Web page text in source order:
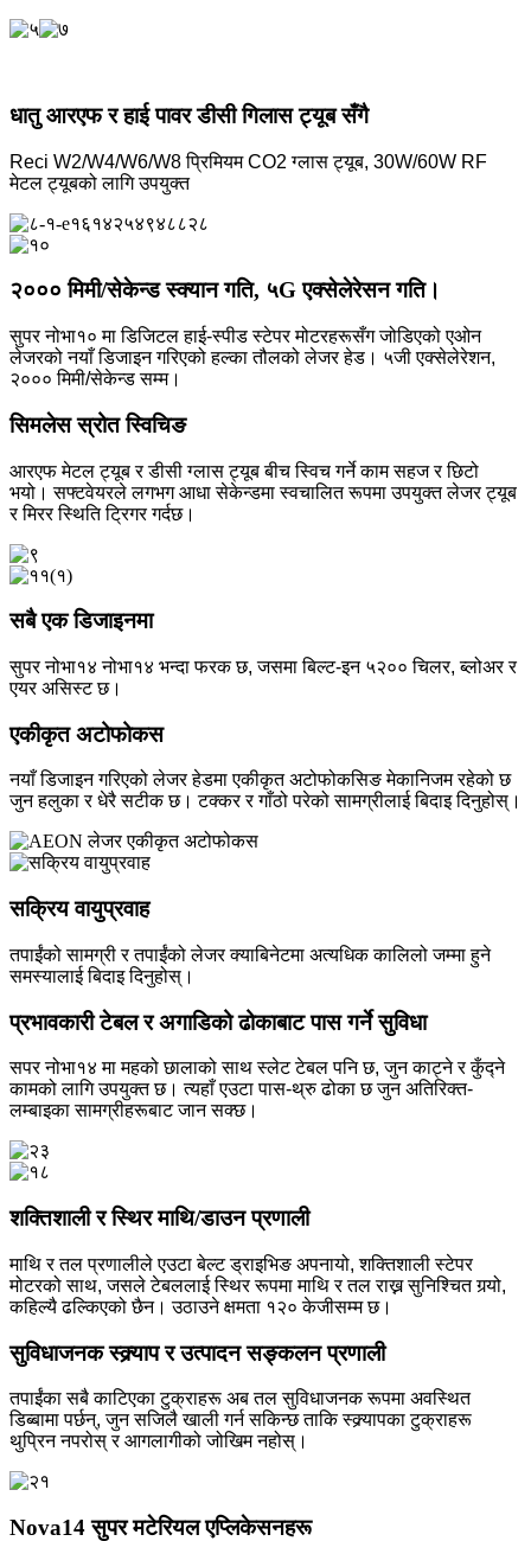
धातु आरएफ र हाई पावर डीसी गिलास ट्यूब सँगै
Reci W2/W4/W6/W8 प्रिमियम CO2 ग्लास ट्यूब, 30W/60W RF
मेटल ट्यूबको लागि उपयुक्त
२००० मिमी/सेकेन्ड स्क्यान गति, ५G एक्सेलेरेसन गति।
सुपर नोभा१० मा डिजिटल हाई-स्पीड स्टेपर मोटरहरूसँग जोडिएको एओन
लेजरको नयाँ डिजाइन गरिएको हल्का तौलको लेजर हेड। ५जी एक्सेलेरेशन,
२००० मिमी/सेकेन्ड सम्म।
सिमलेस स्रोत स्विचिङ
आरएफ मेटल ट्यूब र डीसी ग्लास ट्यूब बीच स्विच गर्ने काम सहज र छिटो
भयो। सफ्टवेयरले लगभग आधा सेकेन्डमा स्वचालित रूपमा उपयुक्त लेजर ट्यूब
र मिरर स्थिति ट्रिगर गर्दछ।
सबै एक डिजाइनमा
सुपर नोभा१४ नोभा१४ भन्दा फरक छ, जसमा बिल्ट-इन ५२०० चिलर, ब्लोअर र
एयर असिस्ट छ।
एकीकृत अटोफोकस
नयाँ डिजाइन गरिएको लेजर हेडमा एकीकृत अटोफोकसिङ मेकानिजम रहेको छ
जुन हलुका र धेरै सटीक छ। टक्कर र गाँठो परेको सामग्रीलाई बिदाइ दिनुहोस्।
सक्रिय वायुप्रवाह
तपाईंको सामग्री र तपाईंको लेजर क्याबिनेटमा अत्यधिक कालिलो जम्मा हुने
समस्यालाई बिदाइ दिनुहोस्।
प्रभावकारी टेबल र अगाडिको ढोकाबाट पास गर्ने सुविधा
सपर नोभा१४ मा महको छालाको साथ स्लेट टेबल पनि छ, जुन काट्ने र कुँद्ने
कामको लागि उपयुक्त छ। त्यहाँ एउटा पास-थ्रु ढोका छ जुन अतिरिक्त-
लम्बाइका सामग्रीहरूबाट जान सक्छ।
शक्तिशाली र स्थिर माथि/डाउन प्रणाली
माथि र तल प्रणालीले एउटा बेल्ट ड्राइभिङ अपनायो, शक्तिशाली स्टेपर
मोटरको साथ, जसले टेबललाई स्थिर रूपमा माथि र तल राख्न सुनिश्चित गर्‍यो,
कहिल्यै ढल्किएको छैन। उठाउने क्षमता १२० केजीसम्म छ।
सुविधाजनक स्क्र्याप र उत्पादन सङ्कलन प्रणाली
तपाईंका सबै काटिएका टुक्राहरू अब तल सुविधाजनक रूपमा अवस्थित
डिब्बामा पर्छन्, जुन सजिलै खाली गर्न सकिन्छ ताकि स्क्र्यापका टुक्राहरू
थुप्रिन नपरोस् र आगलागीको जोखिम नहोस्।
Nova14 सुपर मटेरियल एप्लिकेसनहरू